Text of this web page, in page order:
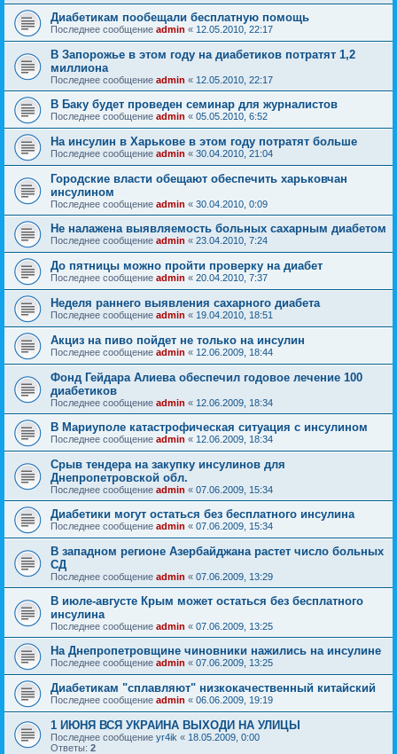
Диабетикам пообещали бесплатную помощь
Последнее сообщение admin « 12.05.2010, 22:17
В Запорожье в этом году на диабетиков потратят 1,2
миллиона
Последнее сообщение admin « 12.05.2010, 22:17
В Баку будет проведен семинар для журналистов
Последнее сообщение admin « 05.05.2010, 6:52
На инсулин в Харькове в этом году потратят больше
Последнее сообщение admin « 30.04.2010, 21:04
Городские власти обещают обеспечить харьковчан
инсулином
Последнее сообщение admin « 30.04.2010, 0:09
Не налажена выявляемость больных сахарным диабетом
Последнее сообщение admin « 23.04.2010, 7:24
До пятницы можно пройти проверку на диабет
Последнее сообщение admin « 20.04.2010, 7:37
Неделя раннего выявления сахарного диабета
Последнее сообщение admin « 19.04.2010, 18:51
Акциз на пиво пойдет не только на инсулин
Последнее сообщение admin « 12.06.2009, 18:44
Фонд Гейдара Алиева обеспечил годовое лечение 100
диабетиков
Последнее сообщение admin « 12.06.2009, 18:34
В Мариуполе катастрофическая ситуация с инсулином
Последнее сообщение admin « 12.06.2009, 18:34
Срыв тендера на закупку инсулинов для
Днепропетровской обл.
Последнее сообщение admin « 07.06.2009, 15:34
Диабетики могут остаться без бесплатного инсулина
Последнее сообщение admin « 07.06.2009, 15:34
В западном регионе Азербайджана растет число больных
СД
Последнее сообщение admin « 07.06.2009, 13:29
В июле-августе Крым может остаться без бесплатного
инсулина
Последнее сообщение admin « 07.06.2009, 13:25
На Днепропетровщине чиновники нажились на инсулине
Последнее сообщение admin « 07.06.2009, 13:25
Диабетикам "сплавляют" низкокачественный китайский
Последнее сообщение admin « 06.06.2009, 19:19
1 ИЮНЯ ВСЯ УКРАИНА ВЫХОДИ НА УЛИЦЫ
Последнее сообщение yr4ik « 18.05.2009, 0:00
Ответы: 2